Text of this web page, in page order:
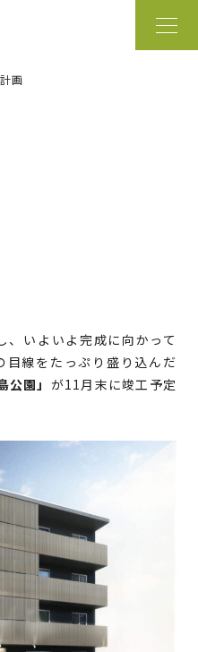
画
いよいよ完成に向かって
目線をたっぷり盛り込んだ
公園」 が11月末に竣工予定